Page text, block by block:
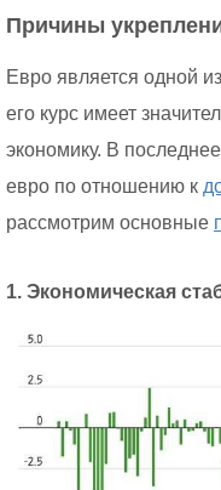
Причины
Евро является одной
его курс имеет
экономику. В
евро по отношению к
рассмотрим основные
1. Экономическая